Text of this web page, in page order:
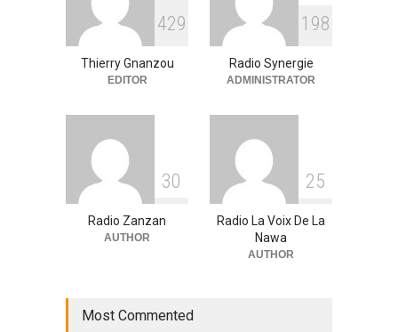
RFI Forme ses journalistes et
techniciens radios
partenaires.
Actualité 09/03/2026
429
Thierry Gnanzou
EDITOR
1 98
Radio Synergie
ADMINISTRATOR
30
Radio Zanzan
AUTHOR
25
Radio La Voix De La
Nawa
AUTHOR
Most Commented